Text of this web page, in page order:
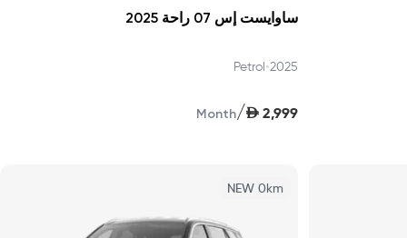
ساوايست إس 07 راحة 2025
2025
•
Petrol
AED 2,999
/
Month
NEW 0km